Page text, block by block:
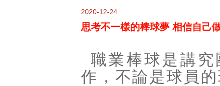
2020-12-24
思考不一樣的棒球夢 相信自己
職業棒球是講究
作，不論是球員